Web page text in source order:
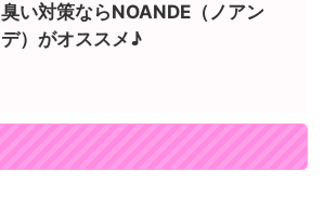
臭い対策ならNOANDE（ノアン
デ）がオススメ♪